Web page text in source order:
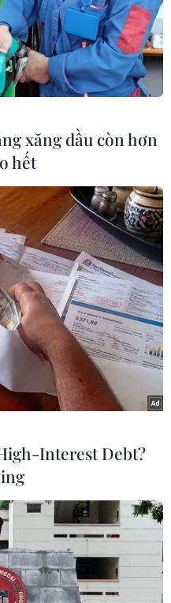
thước chuẩn.
xăng dầu còn hơn
hết
Interest Debt?